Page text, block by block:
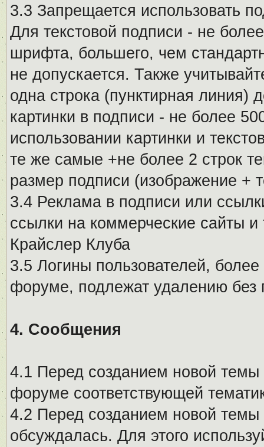
3.3 Запрещается использовать
Для текстовой подписи - не
шрифта, большего, чем
не допускается. Также
одна строка (пунктирная линия)
картинки в подписи - не более
использовании картинки и
те же самые +не более 2 строк
размер подписи (изображение +
3.4 Реклама в подписи или
ссылки на коммерческие сайты
Крайслер Клуба
3.5 Логины пользователей,
форуме, подлежат удалению без
4. Сообщения
4.1 Перед созданием новой темы
форуме соответствующей
4.2 Перед созданием новой
обсуждалась. Для этого